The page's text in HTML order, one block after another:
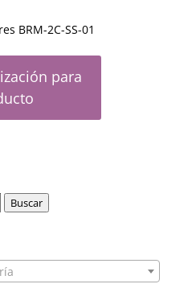
BRM-2C-SS-01
para
Buscar